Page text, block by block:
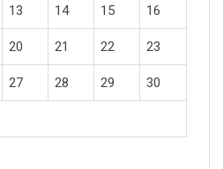
13 14 15 16
20 21 22 23
27 28 29 30